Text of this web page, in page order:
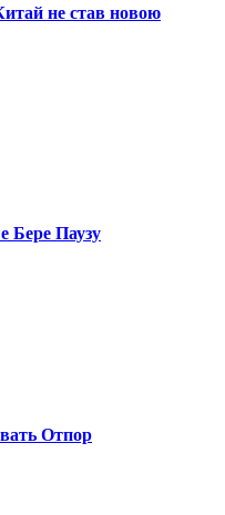
не став новою
Бере Паузу
Отпор